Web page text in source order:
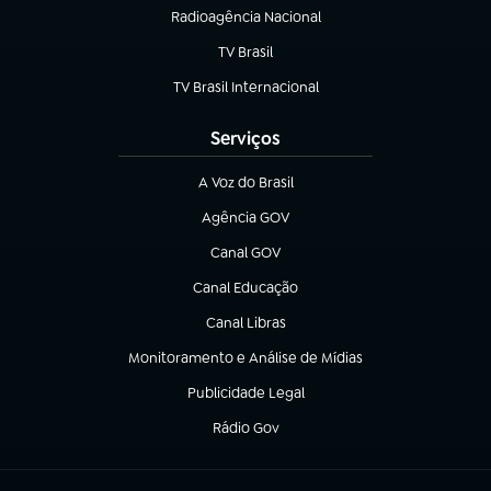
Radioagência Nacional
(abre em nova aba)
TV Brasil
(abre em nova aba)
TV Brasil Internacional
(abre em nova aba)
Serviços
A Voz do Brasil
(abre em nova aba)
Agência GOV
(abre em nova aba)
Canal GOV
(abre em nova aba)
Canal Educação
(abre em nova aba)
Canal Libras
(abre em nova aba)
Monitoramento e Análise de Mídias
(abre em nova aba)
Publicidade Legal
(abre em nova aba)
Rádio Gov
(abre em nova aba)